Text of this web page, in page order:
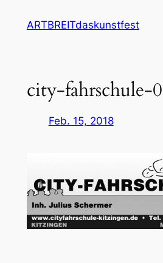
InhaltARTBREITdaskunstfest
city-fahrschule-
Feb. 15, 2018